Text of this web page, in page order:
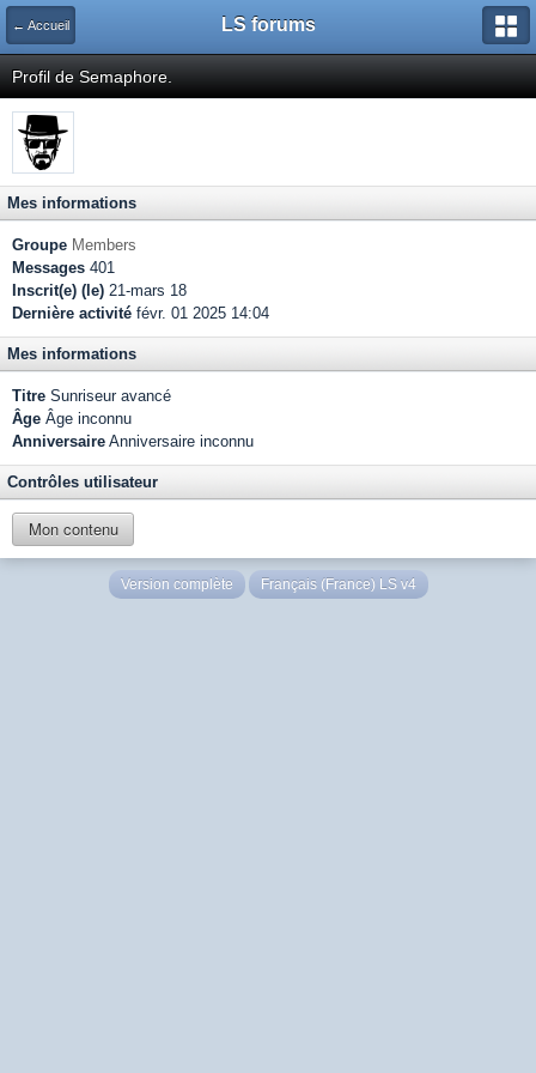
← Accueil LS forums
Profil de Semaphore.
Mes informations
Groupe Members
Messages 401
Inscrit(e) (le) 21-mars 18
Dernière activité févr. 01 2025 14:04
Mes informations
Titre Sunriseur avancé
Âge Âge inconnu
Anniversaire Anniversaire inconnu
Contrôles utilisateur
Mon contenu
Version complète Français (France) LS v4